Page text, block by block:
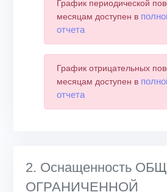
График периодической
месяцам доступен в
отчета
График отрицательных
месяцам доступен в
отчета
2. Оснащенность
ОГРАНИЧЕННОЙ